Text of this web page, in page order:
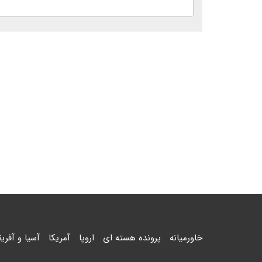
خاورمیانه پرونده هسته ای اروپا آمریکا آسیا و